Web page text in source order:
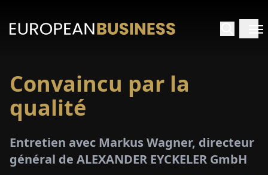
Convaincu par la
qualité
Entretien avec Markus Wagner, directeur
général de ALEXANDER EYCKELER GmbH